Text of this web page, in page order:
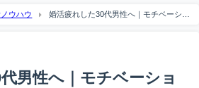
ウハウ
婚活疲れした30代男性へ｜モチベーショ
男性へ｜モチベーショ